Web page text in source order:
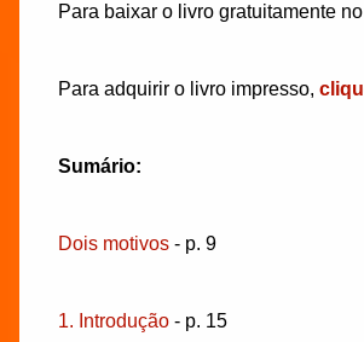
Para baixar o livro gratuitamente
Para adquirir o livro impresso,
Sumário:
Dois motivos - p. 9
1. Introdução - p. 15